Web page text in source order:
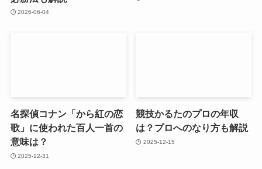
2026-06-04
名探偵コナン「から紅の恋
歌」に使われた百人一首の
意味は？
2025-12-31
競技かるたのプロの年収
は？プロへのなり方も解説
2025-12-15